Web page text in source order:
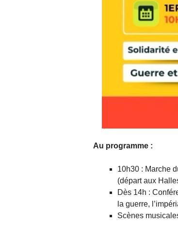
Au programme :
10h30 : Marche
(départ aux
Dès 14h :
la guerre,
Scènes